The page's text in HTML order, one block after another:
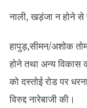
नाली, खड़ंजा न होने से
हापुड़,सीमन/अशोक
होने तथा अन्य विकास
को दस्तोई रोड पर
विरुद्द नारेबाजी की।